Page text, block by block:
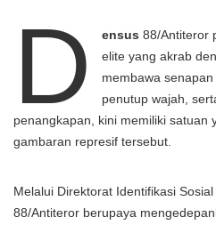
D ensus88/Antiteror
elite yang akrab
membawa
penutup wajah,
penangkapan, kini memiliki satuan
gambaran represif tersebut.
Melalui Direktorat Identifikasi
88/Antiteror berupaya